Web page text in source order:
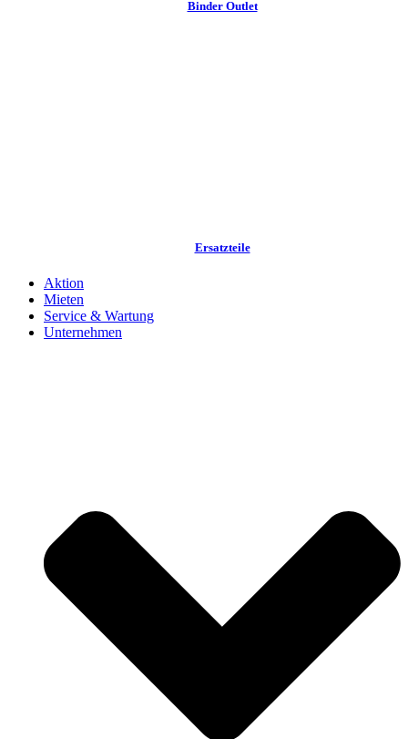
Binder Outlet
Ersatzteile
Aktion
Mieten
Service & Wartung
Unternehmen